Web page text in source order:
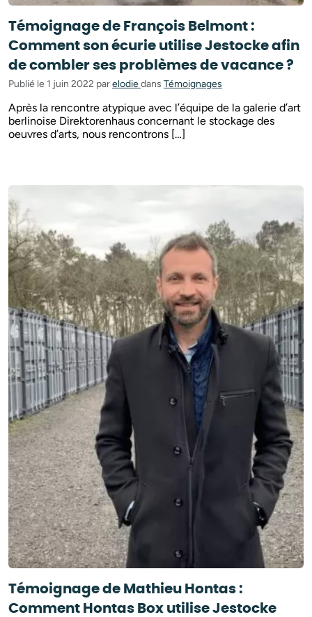
Témoignage de François Belmont :
Comment son écurie utilise Jestocke afin
de combler ses problèmes de vacance ?
Publié le 1 juin 2022 parelodiedans Témoignages
Après la rencontre atypique avec l’équipe de la galerie d’art
berlinoise Direktorenhaus concernant le stockage des
oeuvres d’arts, nous rencontrons […]
Témoignage de Mathieu Hontas :
Comment Hontas Box utilise Jestocke